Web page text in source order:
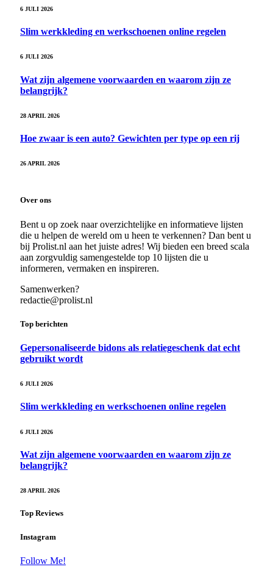
6 JULI 2026
Slim werkkleding en werkschoenen online regelen
6 JULI 2026
Wat zijn algemene voorwaarden en waarom zijn ze
belangrijk?
28 APRIL 2026
Hoe zwaar is een auto? Gewichten per type op een rij
26 APRIL 2026
Over ons
Bent u op zoek naar overzichtelijke en informatieve lijsten
die u helpen de wereld om u heen te verkennen? Dan bent u
bij Prolist.nl aan het juiste adres! Wij bieden een breed scala
aan zorgvuldig samengestelde top 10 lijsten die u
informeren, vermaken en inspireren.
Samenwerken?
redactie@prolist.nl
Top berichten
Gepersonaliseerde bidons als relatiegeschenk dat echt
gebruikt wordt
6 JULI 2026
Slim werkkleding en werkschoenen online regelen
6 JULI 2026
Wat zijn algemene voorwaarden en waarom zijn ze
belangrijk?
28 APRIL 2026
Top Reviews
Instagram
Follow Me!